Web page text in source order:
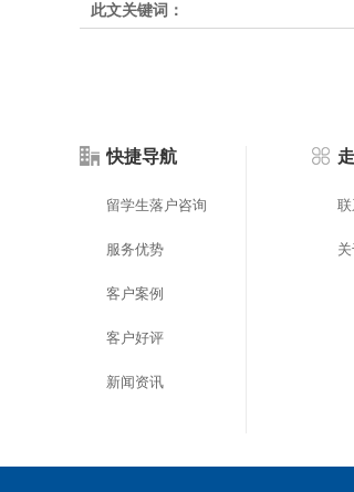
此文关键词：
快捷导航
留学生落户咨询
服务优势
客户案例
客户好评
新闻资讯